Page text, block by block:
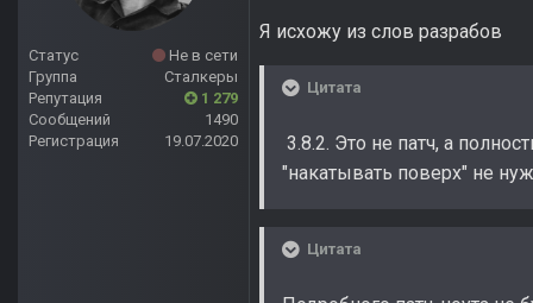
Статус
Не в сети
Группа
Сталкеры
Репутация
1 279
Сообщений
1490
Регистрация
19.07.2020
Я исхожу из слов разрабов
Цитата
3.8.2. Это не патч, а
"накатывать поверх" не
Цитата